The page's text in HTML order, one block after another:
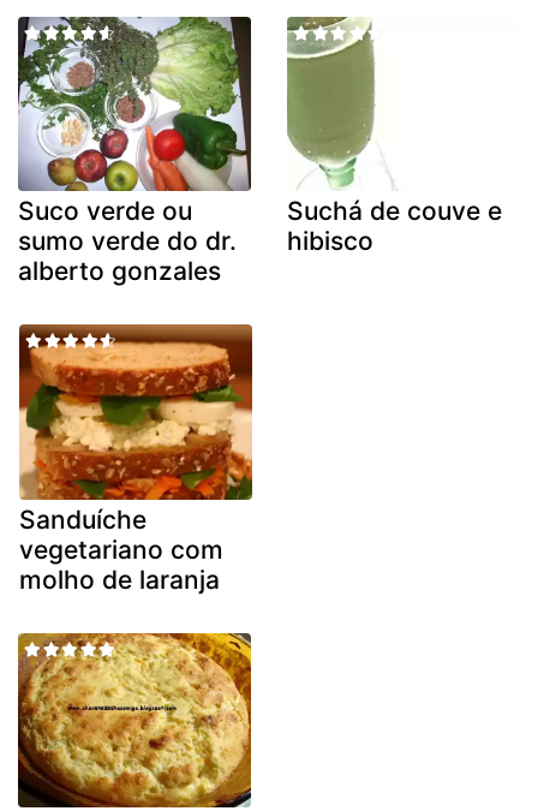
Suco verde ou
sumo verde do dr.
alberto gonzales
Suchá de couve e
hibisco
Sanduíche
vegetariano com
molho de laranja